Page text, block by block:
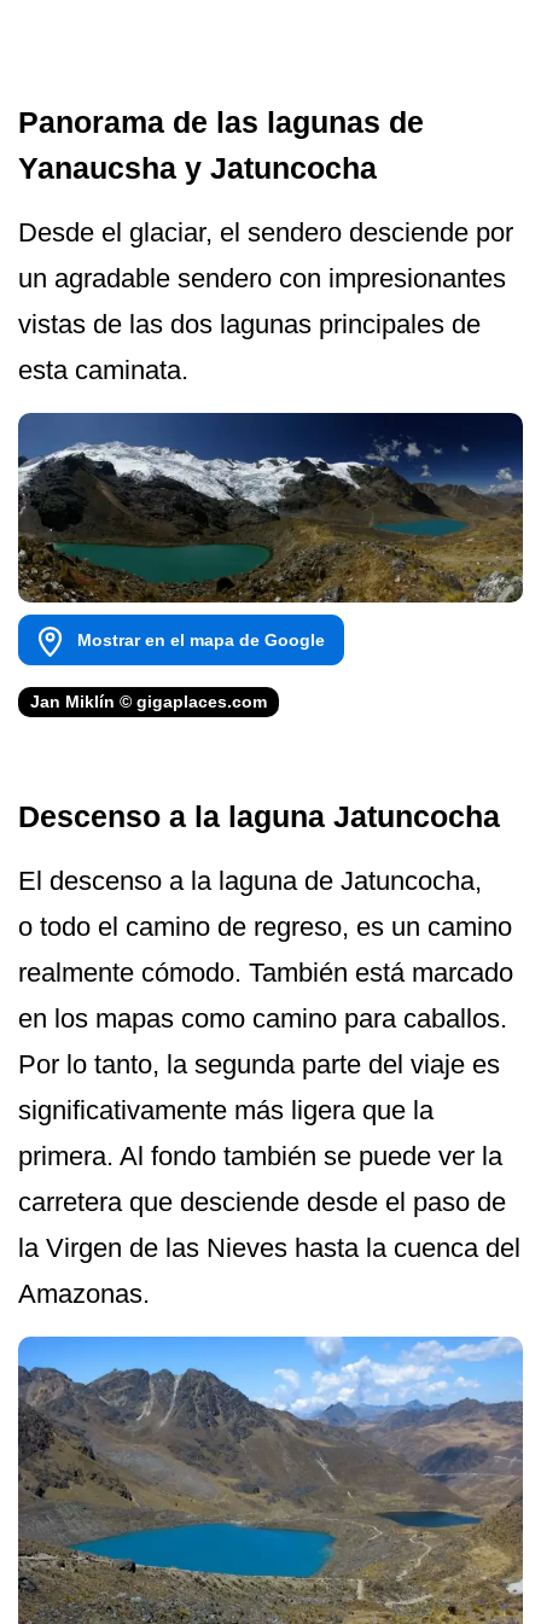
Panorama de las lagunas de
Yanaucsha y Jatuncocha
Desde el glaciar, el sendero desciende por
un agradable sendero con impresionantes
vistas de las dos lagunas principales de
esta caminata.
Mostrar en el mapa de Google
Jan Miklín © gigaplaces.com
Descenso a la laguna Jatuncocha
El descenso a la laguna de Jatuncocha,
o todo el camino de regreso, es un camino
realmente cómodo. También está marcado
en los mapas como camino para caballos.
Por lo tanto, la segunda parte del viaje es
significativamente más ligera que la
primera. Al fondo también se puede ver la
carretera que desciende desde el paso de
la Virgen de las Nieves hasta la cuenca del
Amazonas.